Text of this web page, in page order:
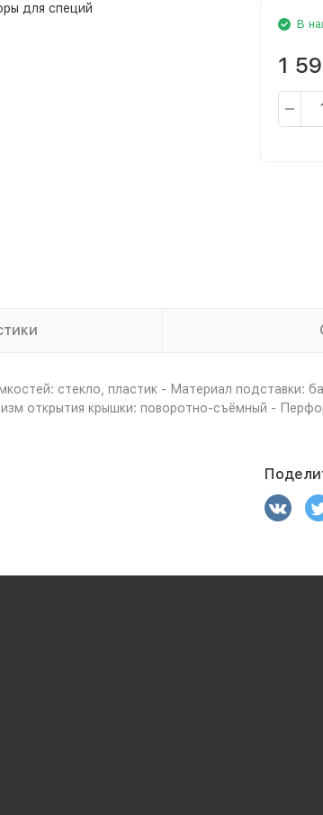
для специй
В
1
стекло, пластик - Материал подставки:
открытия крышки: поворотно-съёмный -